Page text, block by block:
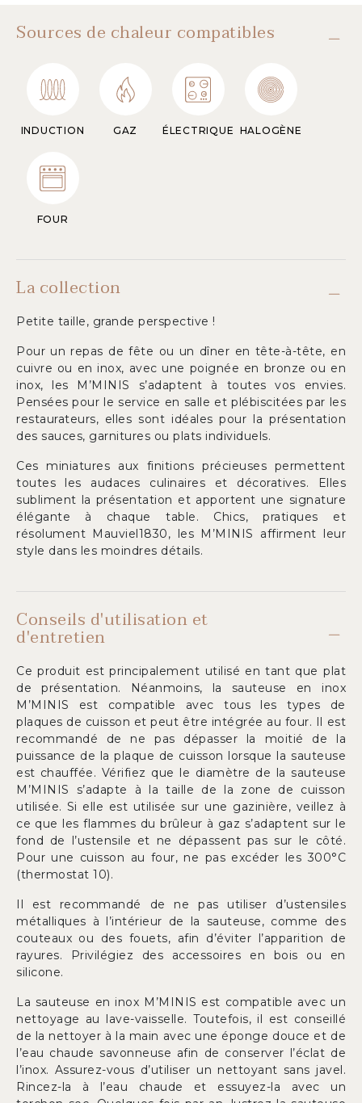
Sources de chaleur compatibles
INDUCTION GAZ ÉLECTRIQUE HALOGÈNE
FOUR
La collection
Petite taille, grande perspective !
Pour un repas de fête ou un dîner en tête-à-tête, en
cuivre ou en inox, avec une poignée en bronze ou en
inox, les M’MINIS s’adaptent à toutes vos envies.
Pensées pour le service en salle et plébiscitées par les
restaurateurs, elles sont idéales pour la présentation
des sauces, garnitures ou plats individuels.
Ces miniatures aux finitions précieuses permettent
toutes les audaces culinaires et décoratives. Elles
subliment la présentation et apportent une signature
élégante à chaque table. Chics, pratiques et
résolument Mauviel1830, les M’MINIS affirment leur
style dans les moindres détails.
Conseils d'utilisation et
d'entretien
Ce produit est principalement utilisé en tant que plat
de présentation. Néanmoins, la sauteuse en inox
M’MINIS est compatible avec tous les types de
plaques de cuisson et peut être intégrée au four. Il est
recommandé de ne pas dépasser la moitié de la
puissance de la plaque de cuisson lorsque la sauteuse
est chauffée. Vérifiez que le diamètre de la sauteuse
M’MINIS s’adapte à la taille de la zone de cuisson
utilisée. Si elle est utilisée sur une gazinière, veillez à
ce que les flammes du brûleur à gaz s’adaptent sur le
fond de l’ustensile et ne dépassent pas sur le côté.
Pour une cuisson au four, ne pas excéder les 300°C
(thermostat 10).
Il est recommandé de ne pas utiliser d’ustensiles
métalliques à l’intérieur de la sauteuse, comme des
couteaux ou des fouets, afin d’éviter l’apparition de
rayures. Privilégiez des accessoires en bois ou en
silicone.
La sauteuse en inox M’MINIS est compatible avec un
nettoyage au lave-vaisselle. Toutefois, il est conseillé
de la nettoyer à la main avec une éponge douce et de
l’eau chaude savonneuse afin de conserver l’éclat de
l’inox. Assurez-vous d’utiliser un nettoyant sans javel.
Rincez-la à l’eau chaude et essuyez-la avec un